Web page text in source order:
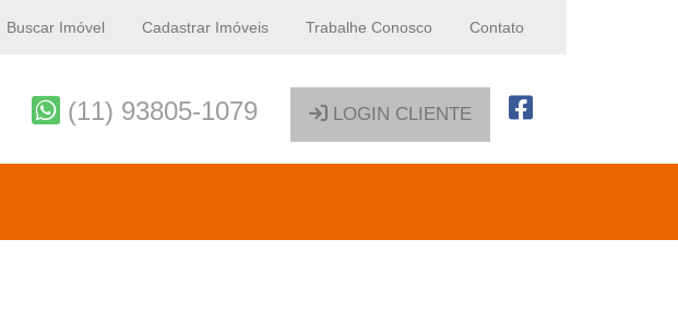
Buscar Imóvel Cadastrar Imóveis Trabalhe Conosco Contato
(11) 93805-1079 LOGIN CLIENTE